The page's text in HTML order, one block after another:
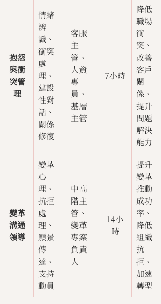
抱怨
與衝
突管
理
情緒
辨
識、
衝突
處
理、
建設
性對
話、
關係
修復
客服
主
管、
人資
專
員、
基層
主管
7小時
降低
職場
衝
突、
改善
客戶
關
係、
提升
問題
解決
能力
變革
溝通
領導
變革
心
理、
抗拒
處
理、
願景
傳
達、
支持
動員
中高
階主
管、
變革
專案
負責
人
14小
時
提升
變革
推動
成功
率、
降低
組織
抗
拒、
加速
轉型